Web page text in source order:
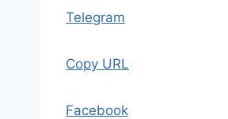
Telegram
Copy URL
Facebook